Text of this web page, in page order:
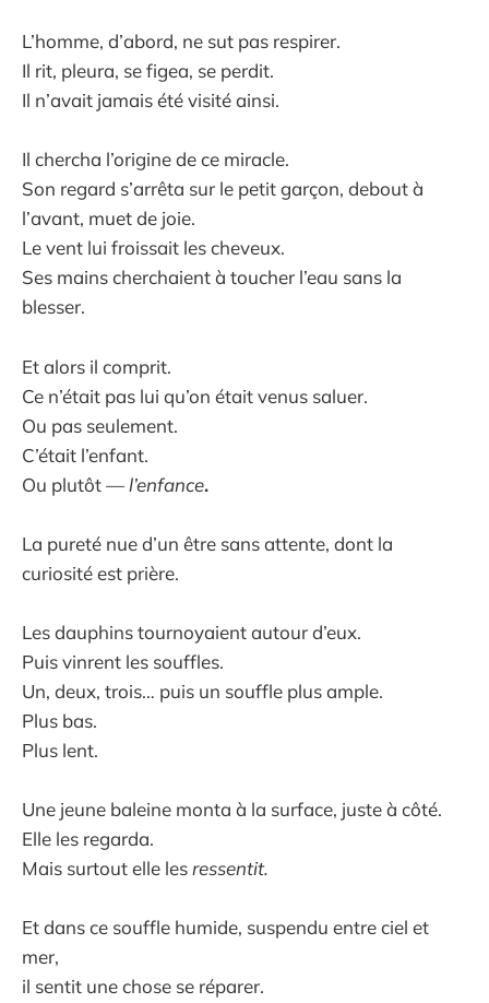
L’homme, d’abord, ne sut pas respirer.
Il rit, pleura, se figea, se perdit.
Il n’avait jamais été visité ainsi.
Il chercha l’origine de ce miracle.
Son regard s’arrêta sur le petit garçon, debout à
l’avant, muet de joie.
Le vent lui froissait les cheveux.
Ses mains cherchaient à toucher l’eau sans la
blesser.
Et alors il comprit.
Ce n’était pas lui qu’on était venus saluer.
Ou pas seulement.
C’était l’enfant.
Ou plutôt —l’enfance.
La pureté nue d’un être sans attente, dont la
curiosité est prière.
Les dauphins tournoyaient autour d’eux.
Puis vinrent les souffles.
Un, deux, trois… puis un souffle plus ample.
Plus bas.
Plus lent.
Une jeune baleine monta à la surface, juste à côté.
Elle les regarda.
Mais surtout elle lesressentit.
Et dans ce souffle humide, suspendu entre ciel et
mer,
il sentit une chose se réparer.